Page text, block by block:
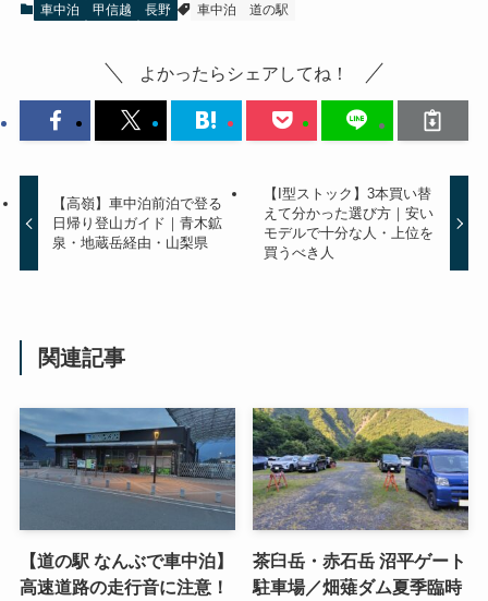
車中泊 甲信越 長野 車中泊 道の駅
よかったらシェアしてね！
【高嶺】車中泊前泊で登る
日帰り登山ガイド｜青木鉱
泉・地蔵岳経由・山梨県
【I型ストック】3本買い替
えて分かった選び方｜安い
モデルで十分な人・上位を
買うべき人
関連記事
【道の駅 なんぶで車中泊】
高速道路の走行音に注意！
茶臼岳・赤石岳 沼平ゲート
駐車場／畑薙ダム夏季臨時